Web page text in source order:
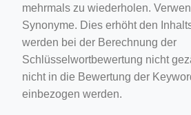
mehrmals zu wiederholen.
Synonyme. Dies erhöht den
werden bei der Berechnung der
Schlüsselwortbewertung nicht
nicht in die Bewertung der
einbezogen werden.